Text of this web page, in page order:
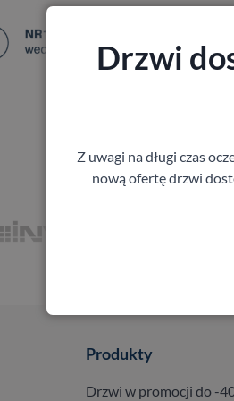
Produkty
Drzwi w promocji do -
Drzwi
Z uwagi na długi czas
nową ofertę drzwi